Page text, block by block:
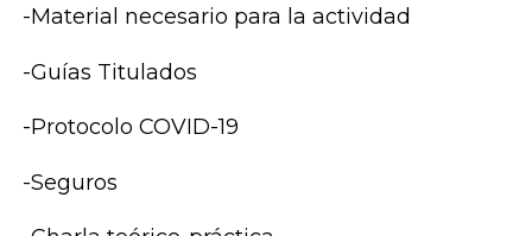
-Material necesario para la actividad
-Guías Titulados
-Protocolo COVID-19
-Seguros